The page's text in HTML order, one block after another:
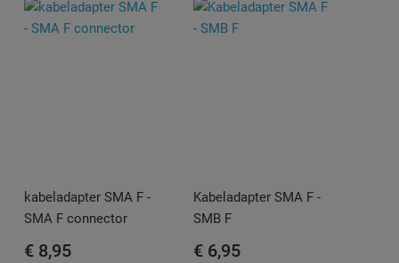
kabeladapter SMA F -
SMA F connector
€ 8,95
Kabeladapter SMA F -
SMB F
€ 6,95